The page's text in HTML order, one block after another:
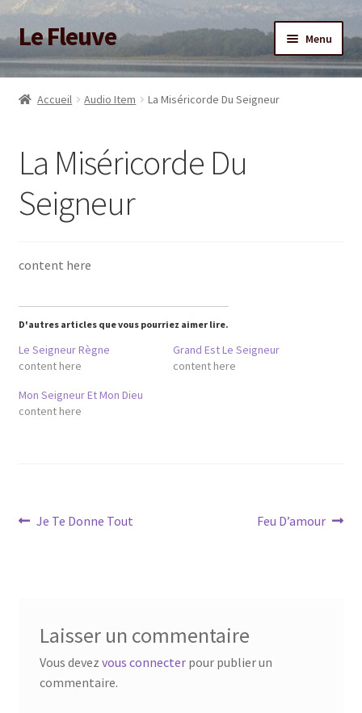
Aller
à
la
navigation
Aller
au
contenu
Le Fleuve Menu
Accueil
Ouvrir
Boutique
Adhésion/Soutien
Accueil Audio Item La Miséricorde Du Seigneur
La Miséricorde Du
Seigneur
content here
D'autres articles que vous pourriez aimer lire.
Le Seigneur Règne
content here
Grand Est Le Seigneur
content here
Mon Seigneur Et Mon Dieu
content here
Navigation
Article
Je Te Donne Tout
Article
Feu D’amour
Laisser un commentaire
Vous devez vous connecterpour publier un
commentaire.